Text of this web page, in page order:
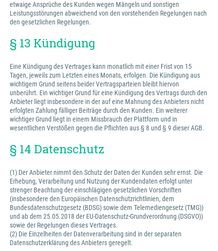
etwaige Ansprüche des Kunden wegen Mängeln und sonstigen
Leistungsstörungen abweichend von den vorstehenden Regelungen nach
den gesetzlichen Regelungen.
§ 13 Kündigung
Eine Kündigung des Vertrages kann monatlich mit einer Frist von 15
Tagen, jeweils zum Letzten eines Monats, erfolgen. Die Kündigung aus
wichtigem Grund seitens beider Vertragsparteien bleibt hiervon
unberührt. Ein wichtiger Grund für eine Kündigung des Vertrags durch den
Anbieter liegt insbesondere in der auf eine Mahnung des Anbieters nicht
erfolgten Zahlung fälliger Beiträge durch den Kunden. Ein weiterer
wichtiger Grund liegt in einem Missbrauch der Plattform und in
wesentlichen Verstößen gegen die Pflichten aus § 8 und § 9 dieser AGB.
§ 14 Datenschutz
(1) Der Anbieter nimmt den Schutz der Daten der Kunden sehr ernst. Die
Erhebung, Verarbeitung und Nutzung der Kundendaten erfolgt unter
strenger Beachtung der einschlägigen gesetzlichen Vorschriften
(insbesondere den Europäischen Datenschutzrichtlinien, dem
Bundesdatenschutzgesetz (BDSG) sowie dem Telemediengesetz (TMG))
und ab dem 25.05.2018 der EU-Datenschutz-Grundverordnung (DSGVO))
sowie der Regelungen dieses Vertrages.
(2) Die Einzelheiten der Datenverarbeitung sind in der separaten
Datenschutzerklärung des Anbieters geregelt.